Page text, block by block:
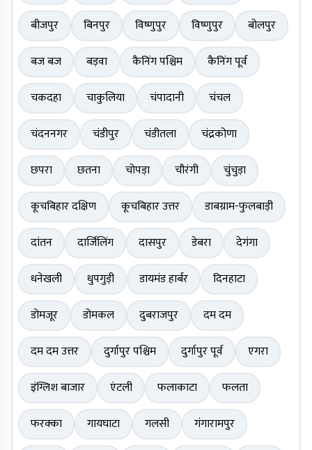
बीजपुर
बिनपुर विष्णुपुर विष्णुपुर
बोलपुर
बज बज
बड़वा कैनिंग पश्चिम
कैनिंग पूर्व
चकदहा
चाकुलिया चंपादानी
चंचल
चंदननगर
चंडीपुर चंडीतला
चंद्रकोणा
छपरा
छतना चोपड़ा चौरंगी
चुंचुड़ा
कूचबिहार दक्षिण
कूचबिहार उत्तर
डाबग्राम-फुलबाड़ी
दांतन
दार्जिलिंग दासपुर डेबरा
देगंगा
धनेखली
धुपगुड़ी डायमंड हार्बर
दिनहाटा
डोमजूर
डोमकल दुबराजपुर
दम दम
दम दम उत्तर
दुर्गापुर पश्चिम दुर्गापुर पूर्व
एगरा
इंग्लिश बाजार
एंटली फलाकाटा
फलता
फरक्का
गायघाटा गलसी
गंगारामपुर